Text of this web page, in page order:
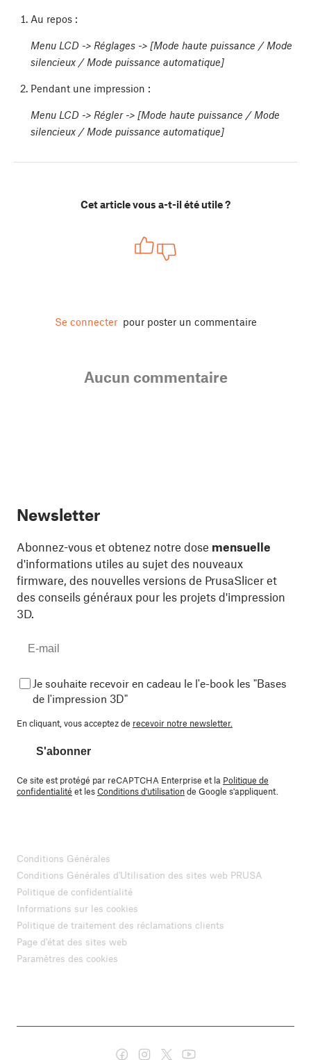
Au repos :
Menu LCD -> Réglages -> [Mode haute puissance / Mode
silencieux / Mode puissance automatique]
Pendant une impression :
Menu LCD -> Régler -> [Mode haute puissance / Mode
silencieux / Mode puissance automatique]
Cet article vous a-t-il été utile ?
Se connecter pour poster un commentaire
Aucun commentaire
Newsletter
Abonnez-vous et obtenez notre dose mensuelle
d'informations utiles au sujet des nouveaux
firmware, des nouvelles versions de PrusaSlicer et
des conseils généraux pour les projets d'impression
3D.
Je souhaite recevoir en cadeau le l'e-book les "Bases
de l'impression 3D"
En cliquant, vous acceptez de recevoir notre newsletter.
S'abonner
Ce site est protégé par reCAPTCHA Enterprise et la Politique de
confidentialité et lesConditions d'utilisationde Google s'appliquent.
Conditions Générales
Conditions Générales d'Utilisation des sites web PRUSA
Politique de confidentialité
Informations sur les cookies
Politique de traitement des réclamations clients
Page d'état des sites web
Paramètres des cookies